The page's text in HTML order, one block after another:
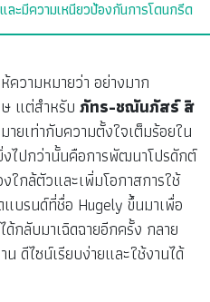
ะมีความเหนียวป้องกันการโดนกรีด
วามหมายว่า อย่างมาก
แต่สำหรับ ภัทร-ชณันภัสร์ สิ
ยเท่ากับความตั้งใจเต็มร้อยใน
ไปกว่านั้นคือการพัฒนาโปรดักต์
กล้ตัวและเพิ่มโอกาสการใช้
บรนด์ที่ชื่อ Hugely ขึ้นมาเพื่อ
ได้กลับมาเฉิดฉายอีกครั้ง กลาย
ดีไซน์เรียบง่ายและใช้งานได้